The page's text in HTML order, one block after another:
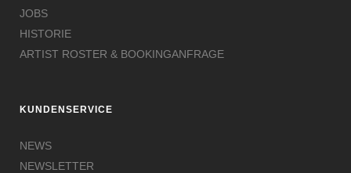
JOBS
HISTORIE
ARTIST ROSTER & BOOKINGANFRAGE
KUNDENSERVICE
NEWS
NEWSLETTER